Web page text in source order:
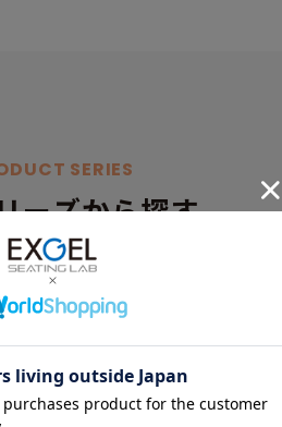
SERIES
ーズから探す
すべて
ザ・アウル